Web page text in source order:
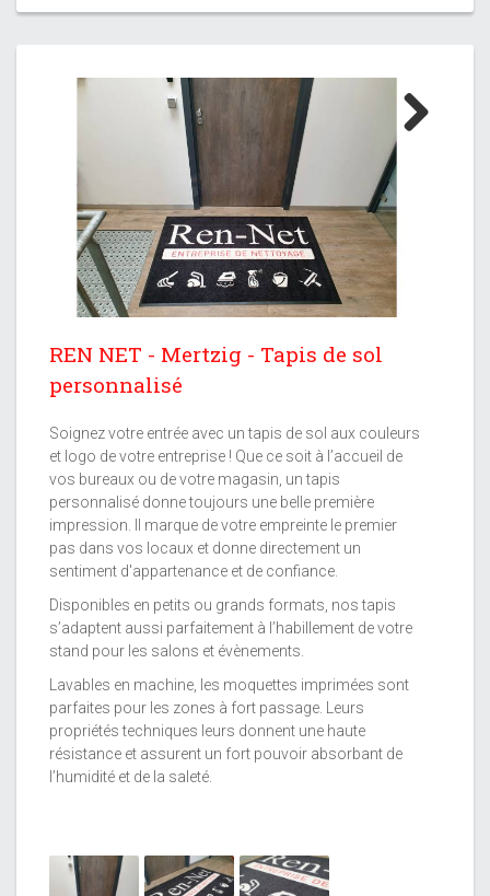
Next
REN NET - Mertzig - Tapis de sol
personnalisé
Soignez votre entrée avec un tapis de sol aux couleurs
et logo de votre entreprise ! Que ce soit à l’accueil de
vos bureaux ou de votre magasin, un tapis
personnalisé donne toujours une belle première
impression. Il marque de votre empreinte le premier
pas dans vos locaux et donne directement un
sentiment d'appartenance et de confiance.
Disponibles en petits ou grands formats, nos tapis
s’adaptent aussi parfaitement à l’habillement de votre
stand pour les salons et évènements.
Lavables en machine, les moquettes imprimées sont
parfaites pour les zones à fort passage. Leurs
propriétés techniques leurs donnent une haute
résistance et assurent un fort pouvoir absorbant de
l’humidité et de la saleté.